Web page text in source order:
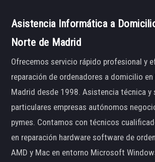
Asistencia Informática a
Norte de Madrid
Ofrecemos servicio rápido profesional y
reparación de ordenadores a domicilio
Madrid desde 1998. Asistencia técnica y
particulares empresas autónomos
pymes. Contamos con técnicos
en reparación hardware software de
AMD y Mac en entorno Microsoft